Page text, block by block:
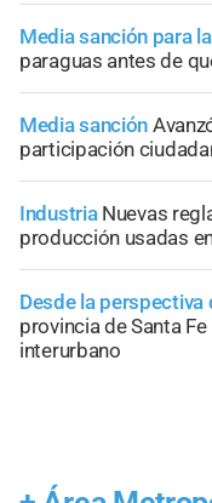
Media sanción para
paraguas antes de
Media sanción
participación
Industria Nuevas
producción usadas
Desde la perspectiva
provincia de Santa
interurbano